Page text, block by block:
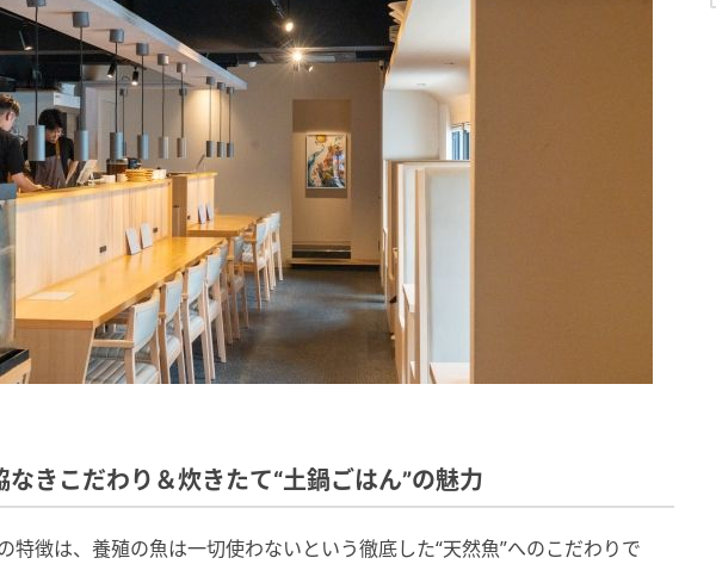
なきこだわり＆炊きたて“土鍋ごはん”の魅力
特徴は、養殖の魚は一切使わないという徹底した“天然魚”へのこだわりで